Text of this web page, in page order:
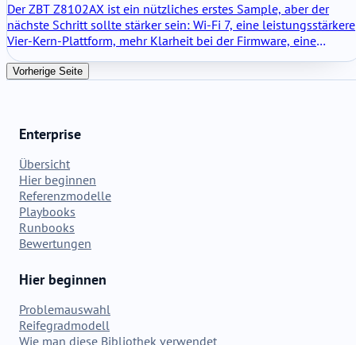
Der ZBT Z8102AX ist ein nützliches erstes Sample, aber der
nächste Schritt sollte stärker sein: Wi-Fi 7, eine leistungsstärkere
Vier-Kern-Plattform, mehr Klarheit bei der Firmware, eine
verbesserte Verpackung und eine stabilere Preispolitik. Das Ziel
ist nicht nur ein weiterer 5G-Router, sondern ein besser
Vorherige Seite
Enterprise
Übersicht
Hier beginnen
Referenzmodelle
Playbooks
Runbooks
Bewertungen
Hier beginnen
Problemauswahl
Reifegradmodell
Wie man diese Bibliothek verwendet